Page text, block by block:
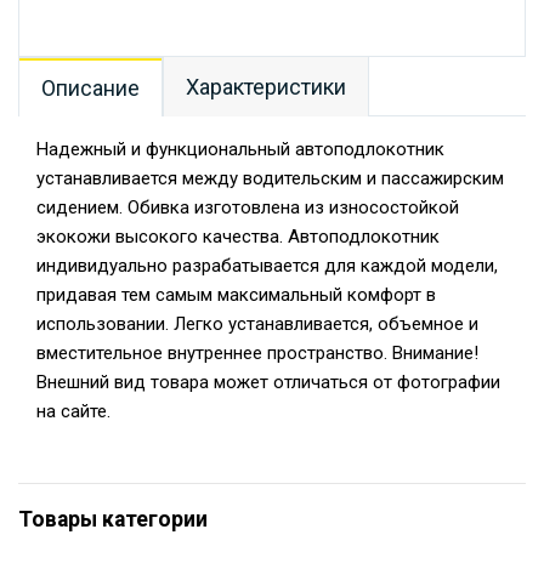
Описание Характеристики
Надежный и функциональный автоподлокотник
устанавливается между водительским и пассажирским
сидением. Обивка изготовлена из износостойкой
экокожи высокого качества. Автоподлокотник
индивидуально разрабатывается для каждой модели,
придавая тем самым максимальный комфорт в
использовании. Легко устанавливается, объемное и
вместительное внутреннее пространство. Внимание!
Внешний вид товара может отличаться от фотографии
на сайте.
Товары категории